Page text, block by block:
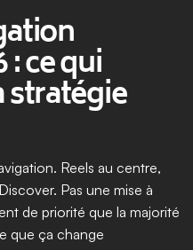
: ce qui
stratégie
Reels au centre,
Pas une mise à
de priorité que la majorité
que ça change